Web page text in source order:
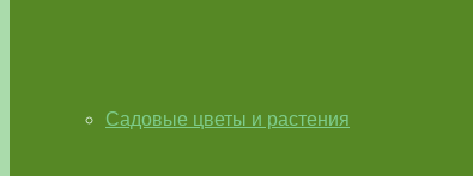
Садовые цветы и растения